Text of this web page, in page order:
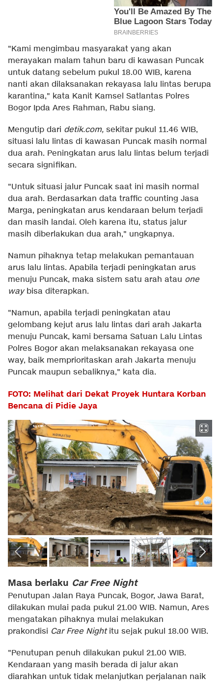
"Kami mengimbau masyarakat yang akan
merayakan malam tahun baru di kawasan Puncak
untuk datang sebelum pukul 18.00 WIB, karena
nanti akan dilaksanakan rekayasa lalu lintas berupa
karantina," kata Kanit Kamsel Satlantas Polres
Bogor Ipda Ares Rahman, Rabu siang.
Mengutip dari detik.com, sekitar pukul 11.46 WIB,
situasi lalu lintas di kawasan Puncak masih normal
dua arah. Peningkatan arus lalu lintas belum terjadi
secara signifikan.
"Untuk situasi jalur Puncak saat ini masih normal
dua arah. Berdasarkan data traffic counting Jasa
Marga, peningkatan arus kendaraan belum terjadi
dan masih landai. Oleh karena itu, status jalur
masih diberlakukan dua arah," ungkapnya.
Namun pihaknya tetap melakukan pemantauan
arus lalu lintas. Apabila terjadi peningkatan arus
menuju Puncak, maka sistem satu arah atau one
waybisa diterapkan.
"Namun, apabila terjadi peningkatan atau
gelombang kejut arus lalu lintas dari arah Jakarta
menuju Puncak, kami bersama Satuan Lalu Lintas
Polres Bogor akan melaksanakan rekayasa one
way, baik memprioritaskan arah Jakarta menuju
Puncak maupun sebaliknya," kata dia.
FOTO: Melihat dari Dekat Proyek Huntara Korban
Bencana di Pidie Jaya
Masa berlaku Car Free Night
Penutupan Jalan Raya Puncak, Bogor, Jawa Barat,
dilakukan mulai pada pukul 21.00 WIB. Namun, Ares
mengatakan pihaknya mulai melakukan
prakondisi Car Free Nightitu sejak pukul 18.00 WIB.
"Penutupan penuh dilakukan pukul 21.00 WIB.
Kendaraan yang masih berada di jalur akan
diarahkan untuk tidak melanjutkan perjalanan naik